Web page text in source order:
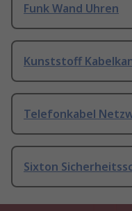
Funk Wand Uhren
Kunststoff
Telefonkabel
Sixton